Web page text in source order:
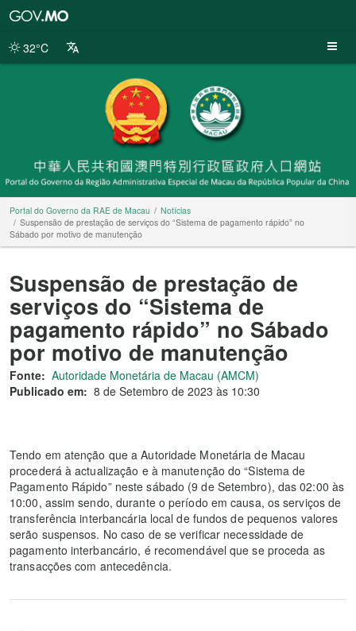
da
32°C
Portal do Governo da RAE de Macau
Notícias
Suspensão de prestação de serviços do “Sistema de pagamento rápido” no
Sábado por motivo de manutenção
Suspensão de prestação de
serviços do “Sistema de
pagamento rápido” no Sábado
por motivo de manutenção
Fonte: Autoridade Monetária de Macau (AMCM)
Publicado em: 8 de Setembro de 2023 às 10:30
Tendo em atenção que a Autoridade Monetária de Macau
procederá à actualização e à manutenção do “Sistema de
Pagamento Rápido” neste sábado (9 de Setembro), das 02:00 às
10:00, assim sendo, durante o período em causa, os serviços de
transferência interbancária local de fundos de pequenos valores
serão suspensos. No caso de se verificar necessidade de
pagamento interbancário, é recomendável que se proceda as
transacções com antecedência.